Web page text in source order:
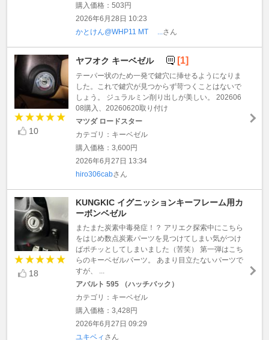
購入価格：503円
2026年6月28日 10:23
かとけん@WHP11 MT ... さん
10
ヤフオク キーベゼル [1]
テーパー状のため一発で鍵穴に挿せるようになりま
した。これで鍵穴が見つからず苛つくことはないで
しょう。 ジュラルミン削り出しが美しい。 202606
08購入、20260620取り付け
マツダ ロードスター
カテゴリ：キーベゼル
購入価格：3,600円
2026年6月27日 13:34
hiro306cabさん
18
KUNGKIC イグニッションキーフレーム用カ
ーボンベゼル
またまた炭素中毒発症！？ アリエク探索中にこちら
をはじめ数点炭素パーツを見つけてしまい気がつけ
ばポチッとしてしまいました（苦笑） 第一弾はこち
らのキーベゼルパーツ。 あまり目立たないパーツで
すが、 ...
アバルト 595 （ハッチバック）
カテゴリ：キーベゼル
購入価格：3,428円
2026年6月27日 09:29
ユキベィ さん